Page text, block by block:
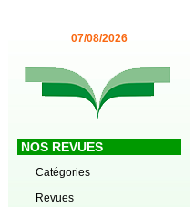
07/08/2026
NOS REVUES
Catégories
Revues